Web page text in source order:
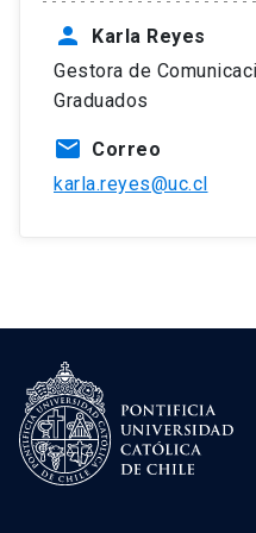
person
Karla Reyes
Gestora de
Graduados
mail Correo
karla.reyes@uc.cl